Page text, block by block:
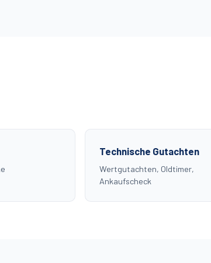
Technische Gutachten
Wertgutachten, Oldtimer,
Ankaufscheck